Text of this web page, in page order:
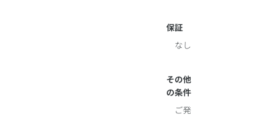
保証
なし
その他
の条件
ご発